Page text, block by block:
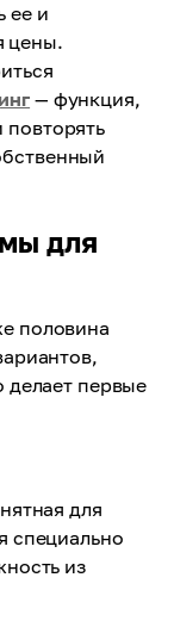
ее и
цены.
— функция,
повторять
для
половина
делает первые
для
специально
из